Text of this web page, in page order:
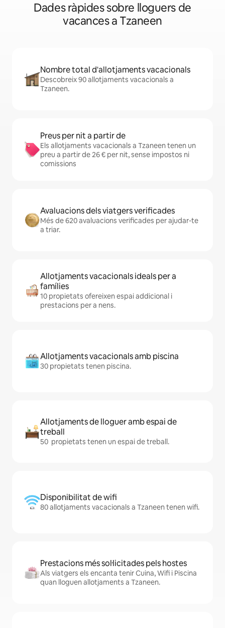
Dades ràpides sobre lloguers de
vacances a Tzaneen
Nombre total d'allotjaments vacacionals
Descobreix 90 allotjaments vacacionals a
Tzaneen.
Preus per nit a partir de
Els allotjaments vacacionals a Tzaneen tenen un
preu a partir de 26 € per nit, sense impostos ni
comissions
Avaluacions dels viatgers verificades
Més de 620 avaluacions verificades per ajudar-te
a triar.
Allotjaments vacacionals ideals per a
famílies
10 propietats ofereixen espai addicional i
prestacions per a nens.
Allotjaments vacacionals amb piscina
30 propietats tenen piscina.
Allotjaments de lloguer amb espai de
treball
50 propietats tenen un espai de treball.
Disponibilitat de wifi
80 allotjaments vacacionals a Tzaneen tenen wifi.
Prestacions més sol·licitades pels hostes
Als viatgers els encanta tenir Cuina, Wifi i Piscina
quan lloguen allotjaments a Tzaneen.